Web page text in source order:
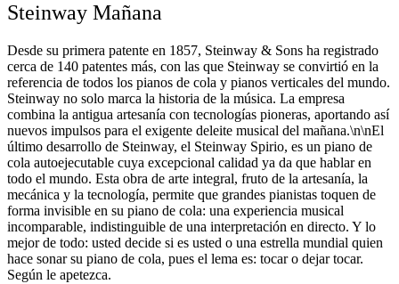
Steinway Mañana
Desde su primera patente en 1857, Steinway ⁠&⁠ Sons ha registrado
cerca de 140 patentes más, con las que Steinway se convirtió en la
referencia de todos los pianos de cola y pianos verticales del mundo.
Steinway no solo marca la historia de la música. La empresa
combina la antigua artesanía con tecnologías pioneras, aportando así
nuevos impulsos para el exigente deleite musical del mañana.\n\nEl
último desarrollo de Steinway, el Steinway Spirio, es un piano de
cola autoejecutable cuya excepcional calidad ya da que hablar en
todo el mundo. Esta obra de arte integral, fruto de la artesanía, la
mecánica y la tecnología, permite que grandes pianistas toquen de
forma invisible en su piano de cola: una experiencia musical
incomparable, indistinguible de una interpretación en directo. Y lo
mejor de todo: usted decide si es usted o una estrella mundial quien
hace sonar su piano de cola, pues el lema es: tocar o dejar tocar.
Según le apetezca.